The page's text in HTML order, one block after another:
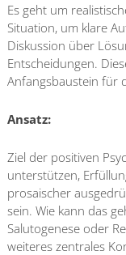
Es geht um
Situation, um klare
Diskussion über
Entscheidungen.
Anfangsbaustein für
Ansatz:
Ziel der positiven
unterstützen,
prosaischer
sein. Wie kann das
Salutogenese oder
weiteres zentrales